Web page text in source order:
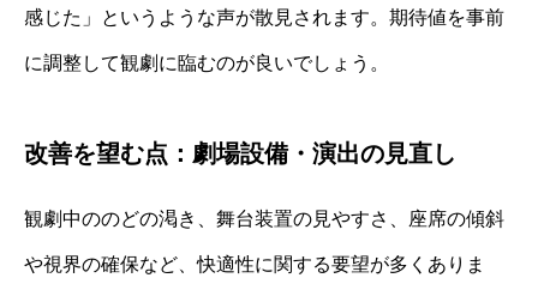
感じた」というような声が散見されます。期待値を事前
に調整して観劇に臨むのが良いでしょう。
改善を望む点：劇場設備・演出の見直し
観劇中ののどの渇き、舞台装置の見やすさ、座席の傾斜
や視界の確保など、快適性に関する要望が多くありま